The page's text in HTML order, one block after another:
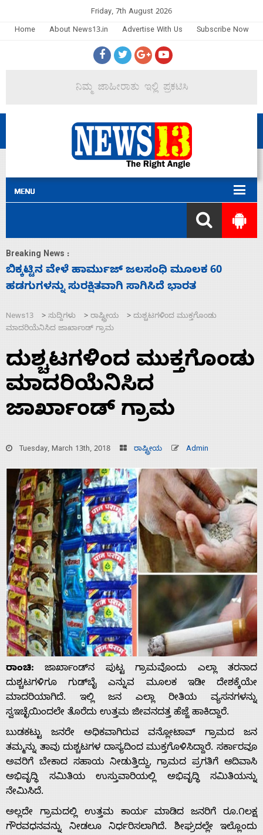
Friday, 7th August 2026
Home
About News13.in Advertise With Us Subscribe Now
Breaking News :
ನಾಗೇಂದ್ರ ರಾಜೀನಾಮೆ ಕೊಡದಿದ್ದರೆ ಸದನ ನಡೆಸಲು
ಬಿಡೆವು: ಛಲವಾದಿ ನಾರಾಯಣಸ್ವಾಮಿ
Home
News13 > ಸುದ್ದಿಗಳು > ರಾಷ್ಟ್ರೀಯ > ದುಶ್ಚಟಗಳಿಂದ ಮುಕ್ತಗೊಂಡು
ಮಾದರಿಯೆನಿಸಿದ ಜಾರ್ಖಾಂಡ್‌ ಗ್ರಾಮ
ದುಶ್ಚಟಗಳಿಂದ ಮುಕ್ತಗೊಂಡು
ಮಾದರಿಯೆನಿಸಿದ
ಜಾರ್ಖಾಂಡ್‌ ಗ್ರಾಮ
Tuesday, March 13th, 2018 ರಾಷ್ಟ್ರೀಯ Admin
ರಾಂಚಿ: ಜಾರ್ಖಾಂಡ್‌ನ ಪುಟ್ಟ ಗ್ರಾಮವೊಂದು ಎಲ್ಲಾ ತರನಾದ
ದುಶ್ಚಟಗಳಿಗೂ ಗುಡ್‌ಬೈ ಎನ್ನುವ ಮೂಲಕ ಇಡೀ ದೇಶಕ್ಕೆಯೇ
ಮಾದರಿಯಾಗಿದೆ. ಇಲ್ಲಿ ಜನ ಎಲ್ಲಾ ರೀತಿಯ ವ್ಯಸನಗಳನ್ನು
ಸ್ವಇಚ್ಛೆಯಿಂದಲೇ ತೊರೆದು ಉತ್ತಮ ಜೀವನದತ್ತ ಹೆಜ್ಜೆ ಹಾಕಿದ್ದಾರೆ.
ಬುಡಕಟ್ಟು ಜನರೇ ಅಧಿಕವಾಗಿರುವ ವನ್ಲೋಟಾವ್ ಗ್ರಾಮದ ಜನ
ತಮ್ಮನ್ನು ತಾವು ದುಶ್ಚಟಗಳ ದಾಸ್ಯದಿಂದ ಮುಕ್ತಗೊಳಿಸಿದ್ದಾರೆ. ಸರ್ಕಾರವೂ
ಅವರಿಗೆ ಬೇಕಾದ ಸಹಾಯ ನೀಡುತ್ತಿದ್ದು, ಗ್ರಾಮದ ಪ್ರಗತಿಗೆ ಆದಿವಾಸಿ
ಅಭಿವೃದ್ಧಿ ಸಮಿತಿಯ ಉಸ್ತುವಾರಿಯಲ್ಲಿ ಅಭಿವೃದ್ಧಿ ಸಮಿತಿಯನ್ನು
ನೇಮಿಸಿದೆ.
ಅಲ್ಲದೇ ಗ್ರಾಮದಲ್ಲಿ ಉತ್ತಮ ಕಾರ್ಯ ಮಾಡಿದ ಜನರಿಗೆ ರೂ.೧ಲಕ್ಷ
ಗೌರವಧನವನ್ನು ನೀಡಲೂ ನಿರ್ಧರಿಸಲಾಗಿದೆ. ಶೀಘ್ರದಲ್ಲೇ ಇಲ್ಲೊಂದು